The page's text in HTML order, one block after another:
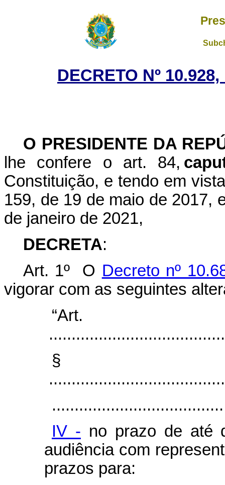
DECRETO Nº
O PRESIDENTE DA
lhe confere o art. 84,
Constituição, e tendo em
159, de 19 de maio de 2017,
de janeiro de 2021,
DECRETA:
Art. 1º O Decreto nº
vigorar com as seguintes
§
IV - no prazo de até
audiência com
prazos para: